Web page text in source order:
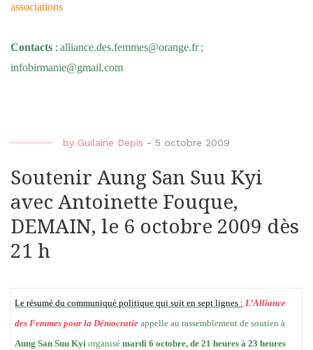
associations
Contacts : alliance.des.femmes@orange.fr ;
infobirmanie@gmail.com
by Guilaine Depis - 5 octobre 2009
Soutenir Aung San Suu Kyi
avec Antoinette Fouque,
DEMAIN, le 6 octobre 2009 dès
21 h
Le résumé du communiqué politique qui suit en sept lignes : L’Alliance
des Femmes pour la Démocratie appelle au rassemblement de soutien à
Aung San Suu Kyi organisé mardi 6 octobre, de 21 heures à 23 heures